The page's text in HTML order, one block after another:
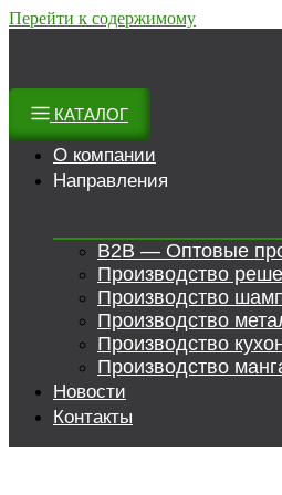
Перейти к содержимому
КАТАЛОГ
О компании
Направления
B2B — Оптовые
Производство
Производство
Производство
Производство
Производство
Новости
Контакты